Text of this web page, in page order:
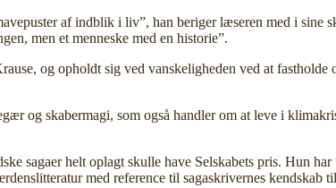
af indblik i liv”, han beriger læseren med i sine
men et menneske med en historie”.
og opholdt sig ved vanskeligheden ved at
og skabermagi, som også handler om at leve i
sagaer helt oplagt skulle have Selskabets pris. Hun
med reference til sagaskrivernes kendskab